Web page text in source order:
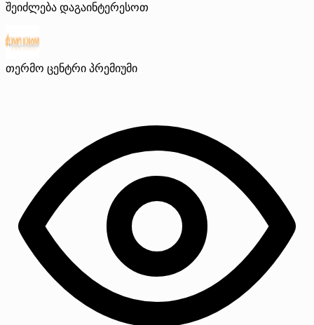
შეიძლება დაგაინტერესოთ
თერმო ცენტრი პრემიუმი